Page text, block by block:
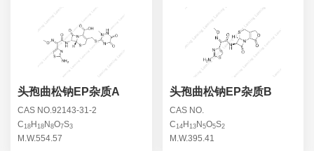
头孢噻肟杂质
头孢曲松钠杂质
头孢他美酯杂质
青霉素杂质
头孢羟氨苄杂质
头孢西丁杂质
螺旋霉素杂质
克拉维酸钾杂质
替加环素杂质
土霉素杂质
林可霉素杂质
头孢曲松钠EP杂质A
CAS NO.92143-31-2
C18 H 18 N 8O7S3
M.W.554.57
头孢曲松钠EP杂质B
CAS NO.
C14 H 13N 5O5S2
M.W.395.41